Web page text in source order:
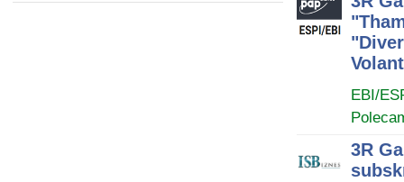
EBI/
3R